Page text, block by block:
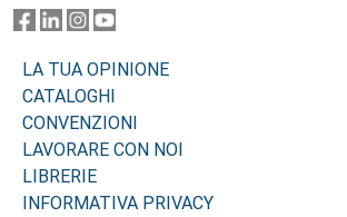
LA TUA OPINIONE
CATALOGHI
CONVENZIONI
LAVORARE CON NOI
LIBRERIE
INFORMATIVA PRIVACY